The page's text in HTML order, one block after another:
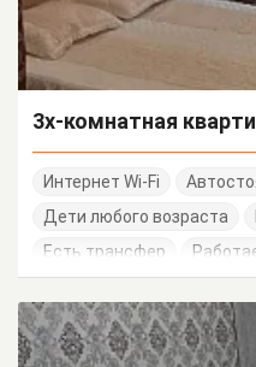
Интернет Wi-Fi
Дети любого возраста
Есть трансфер